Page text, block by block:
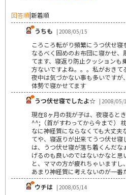
回答順|新着順
うちも | 2008/05/15
ころころ転がり頻繁にうつ伏せ寝
なるべく固めのお布団に寝かせ
てます、寝返り防止クッションも
方ないですよね。。。私がおき
夜中は気づかない事も多いです
体勢で寝かせてます
うつ伏せ寝でしたよ☆ | 2008/05/
現在8ヶ月の我が子は、夜寝ると
^^;（首がすわってから今まで）
なに神経質にならなくても大丈夫
てや、寝返りが出来てうつ伏せ
は、うつ伏せ寝が落ち着くんだ
げるのも良いのではないかなと思
と、ママの方が疲れちゃいます
あまり神経質に考えないのが一番
ウチは | 2008/05/14